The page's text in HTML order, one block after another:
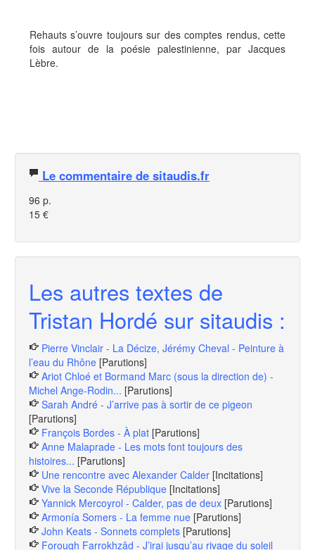
Rehauts s’ouvre toujours sur des comptes rendus, cette
fois autour de la poésie palestinienne, par Jacques
Lèbre.
Le commentaire de sitaudis.fr
96 p.
15 €
Les autres textes de
Tristan Hordé sur sitaudis :
Pierre Vinclair - La Décize, Jérémy Cheval - Peinture à
l’eau du Rhône [Parutions]
Ariot Chloé et Bormand Marc (sous la direction de) -
Michel Ange-Rodin... [Parutions]
Sarah André - J’arrive pas à sortir de ce pigeon
[Parutions]
François Bordes - À plat [Parutions]
Anne Malaprade - Les mots font toujours des
histoires... [Parutions]
Une rencontre avec Alexander Calder [Incitations]
Vive la Seconde République [Incitations]
Yannick Mercoyrol - Calder, pas de deux [Parutions]
Armonía Somers - La femme nue [Parutions]
John Keats - Sonnets complets [Parutions]
Forough Farrokhzâd - J’irai jusqu’au rivage du soleil